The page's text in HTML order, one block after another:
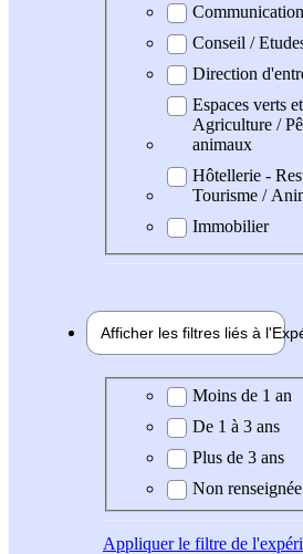
Conseil /
Direction
Espaces verts
Agriculture /
animaux
Hôtellerie -
Tourisme /
Immobilier
Afficher les filtres liés à l'
Expérience demandée
Moins de 1 an
De 1 à 3 ans
Plus de 3 ans
Non renseignée
Appliquerle filtre de